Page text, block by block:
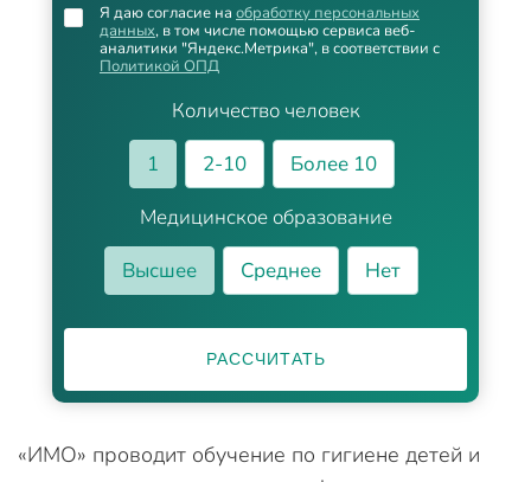
Количество человек
1
2-10
Более 10
Медицинское образование
Высшее
Среднее Нет
Я даю согласие на обработку персональных
данных, в том числе помощью сервиса веб-
аналитики "Яндекс.Метрика", в соответствии с
Политикой ОПД
РАССЧИТАТЬ
«ИМО» проводит обучение по гигиене детей и